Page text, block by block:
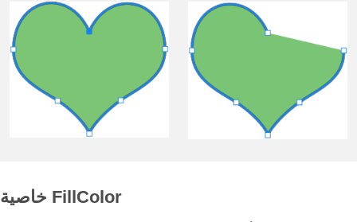
خاصية FillColor